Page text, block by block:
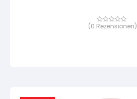
Bewertet
(0 Rezensionen)